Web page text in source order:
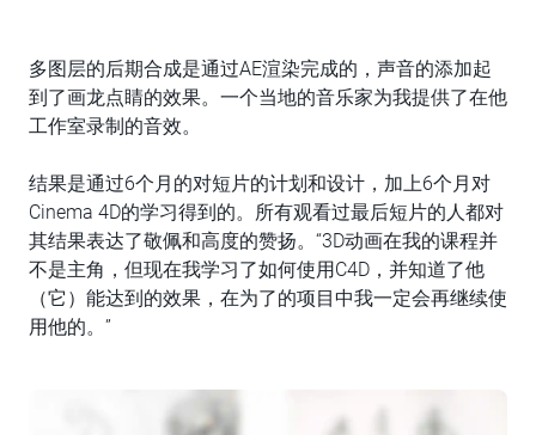
多图层的后期合成是通过AE渲染完成的，声音的添加起
到了画龙点睛的效果。一个当地的音乐家为我提供了在他
工作室录制的音效。
结果是通过6个月的对短片的计划和设计，加上6个月对
Cinema 4D的学习得到的。所有观看过最后短片的人都对
其结果表达了敬佩和高度的赞扬。“3D动画在我的课程并
不是主角，但现在我学习了如何使用C4D，并知道了他
（它）能达到的效果，在为了的项目中我一定会再继续使
用他的。”